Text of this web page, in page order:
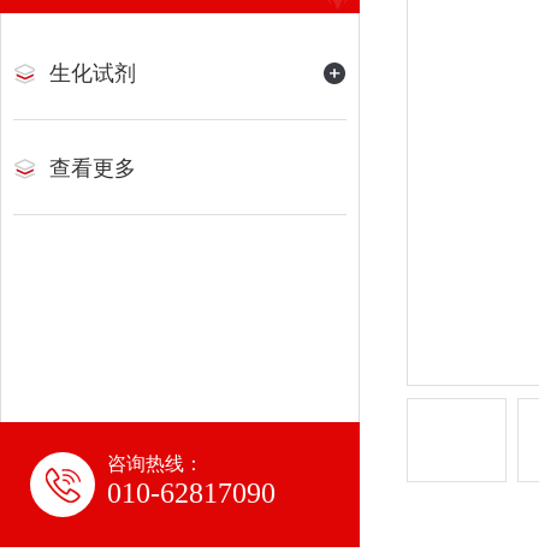
生化试剂
查看更多
咨询热线：
010-62817090